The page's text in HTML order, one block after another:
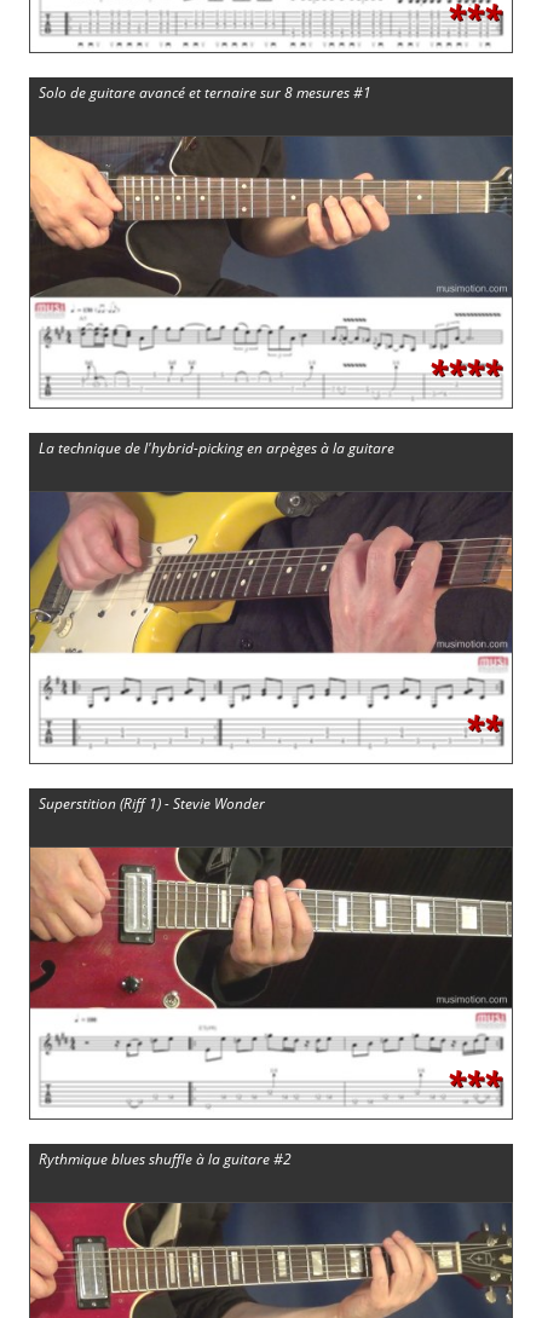
***
Solo de guitare avancé et ternaire sur 8 mesures #1
****
La technique de l'hybrid-picking en arpèges à la guitare
**
Superstition (Riff 1) - Stevie Wonder
***
Rythmique blues shuffle à la guitare #2